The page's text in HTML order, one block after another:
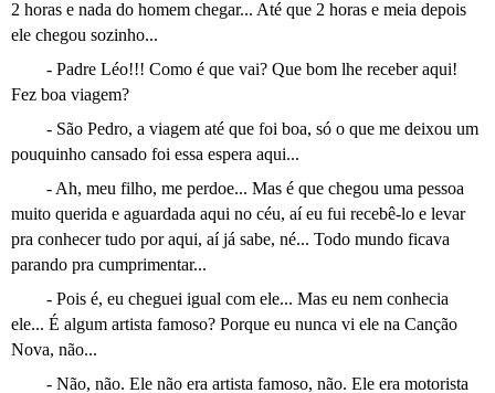
2 horas e nada do homem chegar... Até que 2 horas e meia depois
ele chegou sozinho...
- Padre Léo!!! Como é que vai? Que bom lhe receber aqui!
Fez boa viagem?
- São Pedro, a viagem até que foi boa, só o que me deixou um
pouquinho cansado foi essa espera aqui...
- Ah, meu filho, me perdoe... Mas é que chegou uma pessoa
muito querida e aguardada aqui no céu, aí eu fui recebê-lo e levar
pra conhecer tudo por aqui, aí já sabe, né... Todo mundo ficava
parando pra cumprimentar...
- Pois é, eu cheguei igual com ele... Mas eu nem conhecia
ele... É algum artista famoso? Porque eu nunca vi ele na Canção
Nova, não...
- Não, não. Ele não era artista famoso, não. Ele era motorista